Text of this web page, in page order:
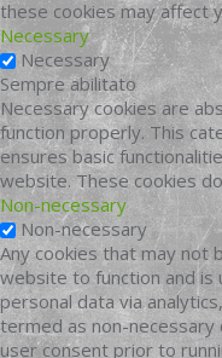
these cookies may affect
Necessary
Necessary
Sempre abilitato
Necessary cookies are
function properly. This
ensures basic
website. These cookies
Non-necessary
Non-necessary
Any cookies that may not
website to function and is
personal data via
termed as non-
user consent prior to